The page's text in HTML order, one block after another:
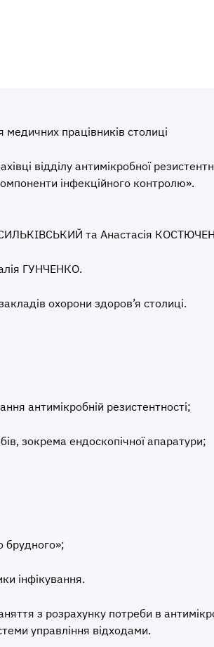
працівників столиці
відділу антимікробної
інфекційного контролю».
та Анастасія
ГУНЧЕНКО.
охорони здоров’я столиці.
антимікробній резистентності;
зокрема ендоскопічної апаратури;
брудного»;
інфікування.
з розрахунку потреби в
управління відходами.